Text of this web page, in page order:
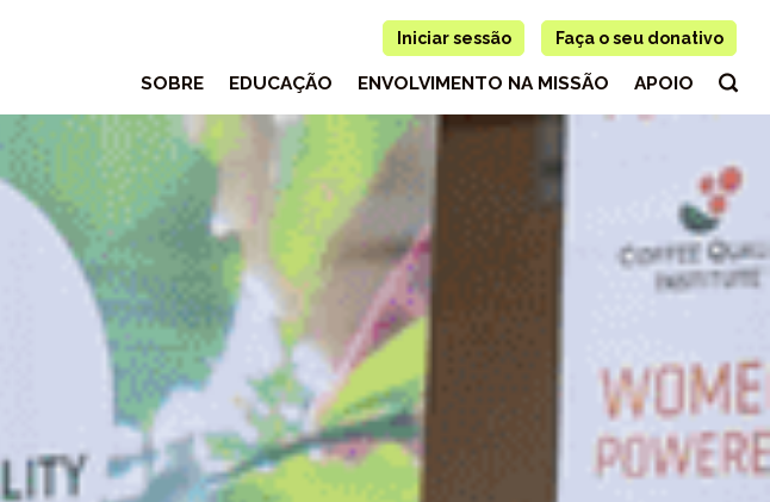
Iniciar sessão Faça o seu donativo
SOBRE EDUCAÇÃO ENVOLVIMENTO NA MISSÃO APOIO 